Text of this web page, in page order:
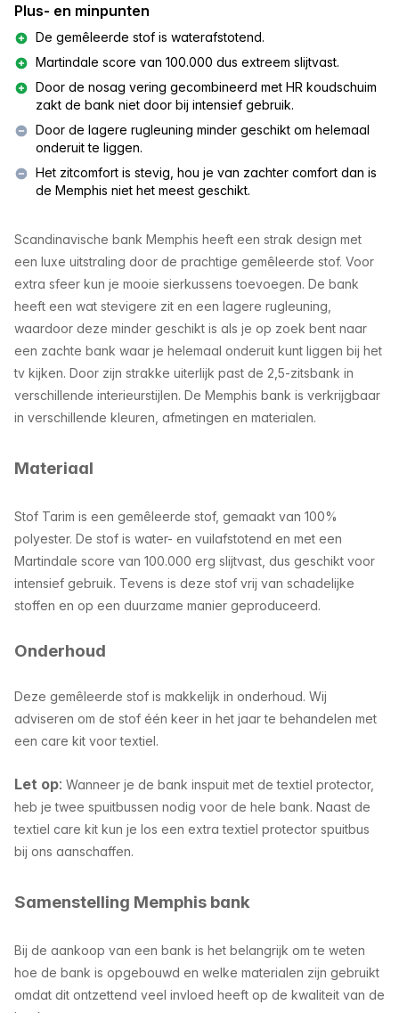
Plus- en minpunten
De gemêleerde stof is waterafstotend.
Martindale score van 100.000 dus extreem slijtvast.
Door de nosag vering gecombineerd met HR koudschuim
zakt de bank niet door bij intensief gebruik.
Door de lagere rugleuning minder geschikt om helemaal
onderuit te liggen.
Het zitcomfort is stevig, hou je van zachter comfort dan is
de Memphis niet het meest geschikt.
Scandinavische bank Memphis heeft een strak design met
een luxe uitstraling door de prachtige gemêleerde stof. Voor
extra sfeer kun je mooie sierkussens toevoegen. De bank
heeft een wat stevigere zit en een lagere rugleuning,
waardoor deze minder geschikt is als je op zoek bent naar
een zachte bank waar je helemaal onderuit kunt liggen bij het
tv kijken. Door zijn strakke uiterlijk past de 2,5-zitsbank in
verschillende interieurstijlen. De Memphis bank is verkrijgbaar
in verschillende kleuren, afmetingen en materialen.
Materiaal
Stof Tarim is een gemêleerde stof, gemaakt van 100%
polyester. De stof is water- en vuilafstotend en met een
Martindale score van 100.000 erg slijtvast, dus geschikt voor
intensief gebruik. Tevens is deze stof vrij van schadelijke
stoffen en op een duurzame manier geproduceerd.
Onderhoud
Deze gemêleerde stof is makkelijk in onderhoud. Wij
adviseren om de stof één keer in het jaar te behandelen met
een care kit voor textiel.
Let op: Wanneer je de bank inspuit met de textiel protector,
heb je twee spuitbussen nodig voor de hele bank. Naast de
textiel care kit kun je los een extra textiel protector spuitbus
bij ons aanschaffen.
Samenstelling Memphis bank
Bij de aankoop van een bank is het belangrijk om te weten
hoe de bank is opgebouwd en welke materialen zijn gebruikt
omdat dit ontzettend veel invloed heeft op de kwaliteit van de